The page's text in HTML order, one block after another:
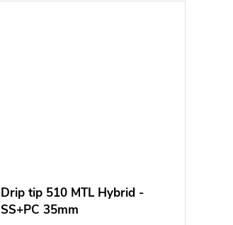
Drip tip 510 MTL Hybrid -
SS+PC 35mm